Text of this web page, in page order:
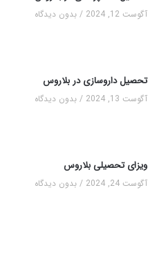
آگوست 12, 2024 بدون دیدگاه
تحصیل داروسازی در بلاروس
آگوست 13, 2024 بدون دیدگاه
ویزای تحصیلی بلاروس
آگوست 24, 2024 بدون دیدگاه